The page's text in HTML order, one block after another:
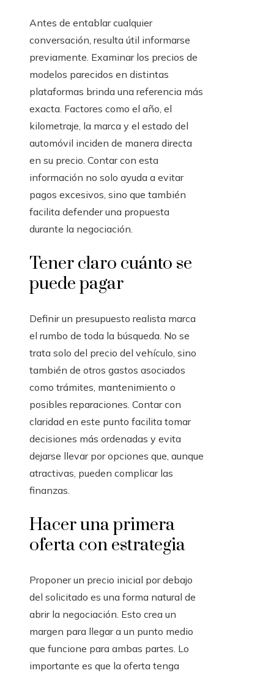
Antes de entablar cualquier
conversación, resulta útil informarse
previamente. Examinar los precios de
modelos parecidos en distintas
plataformas brinda una referencia más
exacta. Factores como el año, el
kilometraje, la marca y el estado del
automóvil inciden de manera directa
en su precio. Contar con esta
información no solo ayuda a evitar
pagos excesivos, sino que también
facilita defender una propuesta
durante la negociación.
Tener claro cuánto se
puede pagar
Definir un presupuesto realista marca
el rumbo de toda la búsqueda. No se
trata solo del precio del vehículo, sino
también de otros gastos asociados
como trámites, mantenimiento o
posibles reparaciones. Contar con
claridad en este punto facilita tomar
decisiones más ordenadas y evita
dejarse llevar por opciones que, aunque
atractivas, pueden complicar las
finanzas.
Hacer una primera
oferta con estrategia
Proponer un precio inicial por debajo
del solicitado es una forma natural de
abrir la negociación. Esto crea un
margen para llegar a un punto medio
que funcione para ambas partes. Lo
importante es que la oferta tenga